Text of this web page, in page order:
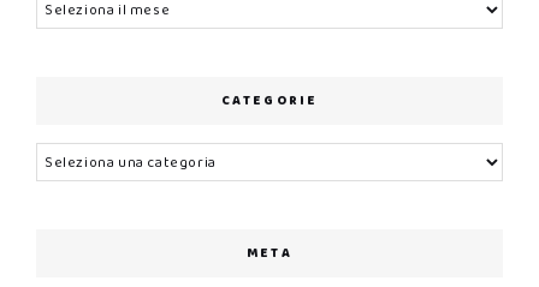
CATEGORIE
Categorie
META